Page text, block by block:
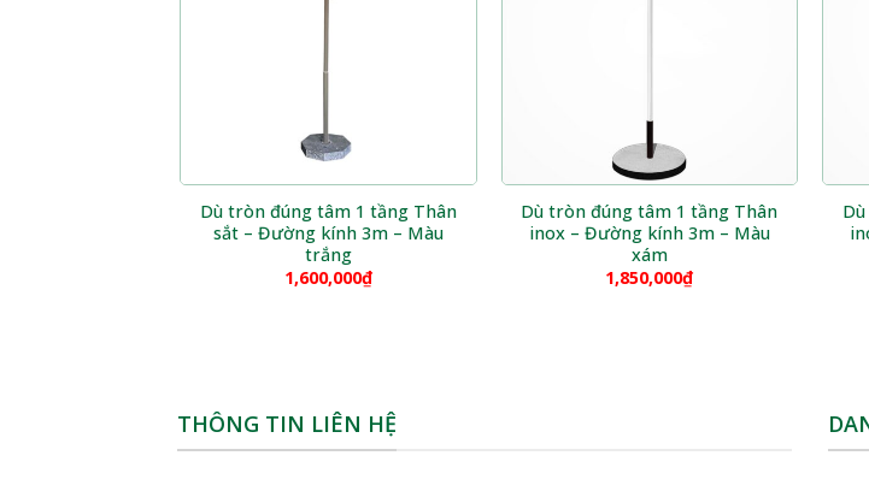
Dù tròn đúng tâm 1 tầng Thân
sắt – Đường kính 3m – Màu
trắng
1,600,000₫
Dù tròn đúng tâm 1 tầng Thân
inox – Đường kính 3m – Màu
xám
1,850,000₫
THÔNG TIN LIÊN HỆ